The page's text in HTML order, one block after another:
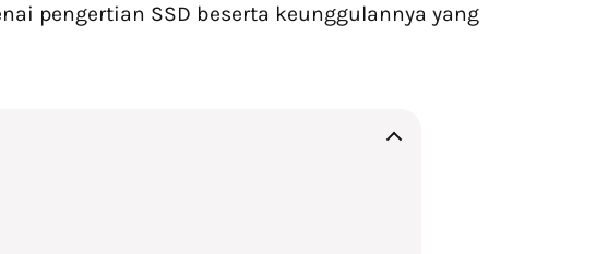
pengertian SSD beserta keunggulannya yang